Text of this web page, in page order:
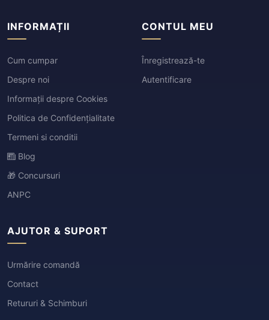
INFORMAȚII
Cum cumpar
Despre noi
Informații despre Cookies
Politica de Confidențialitate
Termeni si conditii
Blog
🎁 Concursuri
ANPC
CONTUL MEU
Înregistrează-te
Autentificare
AJUTOR & SUPORT
Urmărire comandă
Contact
Retururi & Schimburi